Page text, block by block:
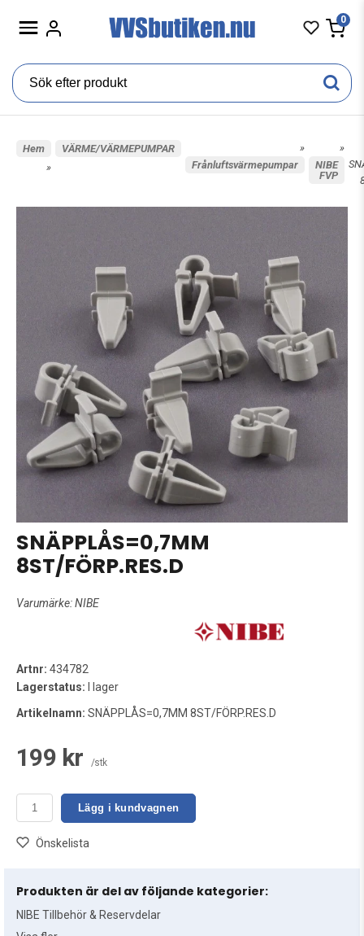
0
Hem
»
VÄRME/VÄRMEPUMPAR
»
Frånluftsvärmepumpar
»
NIBE
FVP
SNÄPPLÅS=0,7MM
8ST/FÖRP.RES.D
Varumärke:NIBE
Artnr: 434782
Lagerstatus: I lager
Artikelnamn: SNÄPPLÅS=0,7MM 8ST/FÖRP.RES.D
199 kr /stk
Lägg i kundvagnen
Önskelista
Produkten är del av följande kategorier:
NIBE Tillbehör & Reservdelar